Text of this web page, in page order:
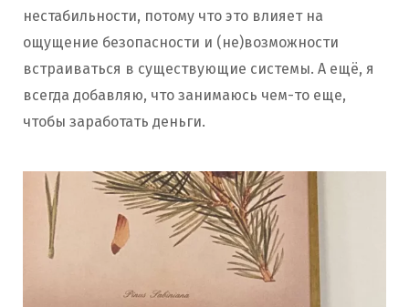
нестабильности, потому что это влияет на
ощущение безопасности и (не)возможности
встраиваться в существующие системы. А ещё, я
всегда добавляю, что занимаюсь чем-то еще,
чтобы заработать деньги.